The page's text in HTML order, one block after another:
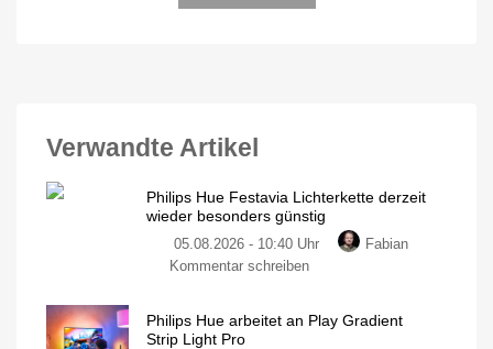
Verwandte Artikel
Philips Hue Festavia Lichterkette derzeit
wieder besonders günstig
05.08.2026 - 10:40 Uhr
Fabian
Kommentar schreiben
Philips Hue arbeitet an Play Gradient
Strip Light Pro